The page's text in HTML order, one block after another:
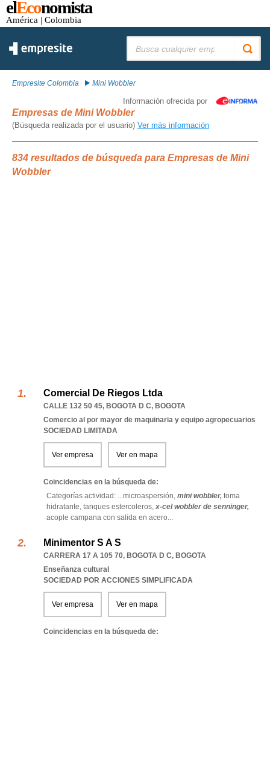
elEconomista
América | Colombia
Empresite Colombia Mini Wobbler
Información ofrecida por
Empresas de Mini Wobbler
(Búsqueda realizada por el usuario) Ver más información
834 resultados de búsqueda para Empresas de Mini
Wobbler
Comercial De Riegos Ltda
CALLE 132 50 45, BOGOTA D C, BOGOTA
Comercio al por mayor de maquinaria y equipo agropecuarios
SOCIEDAD LIMITADA
Ver empresa Ver en mapa
Coincidencias en la búsqueda de:
Categorías actividad: ...microaspersión, mini wobbler, toma
hidratante, tanques estercoleros,x-cel wobbler de senninger,
acople campana con salida en acero...
Minimentor S A S
CARRERA 17 A 105 70, BOGOTA D C, BOGOTA
Enseñanza cultural
SOCIEDAD POR ACCIONES SIMPLIFICADA
Ver empresa Ver en mapa
Coincidencias en la búsqueda de: